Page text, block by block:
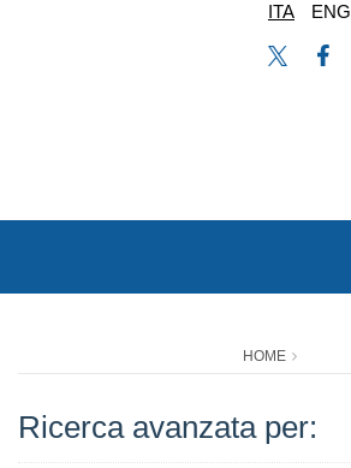
ITA ENG
HOME
Ricerca avanzata per: